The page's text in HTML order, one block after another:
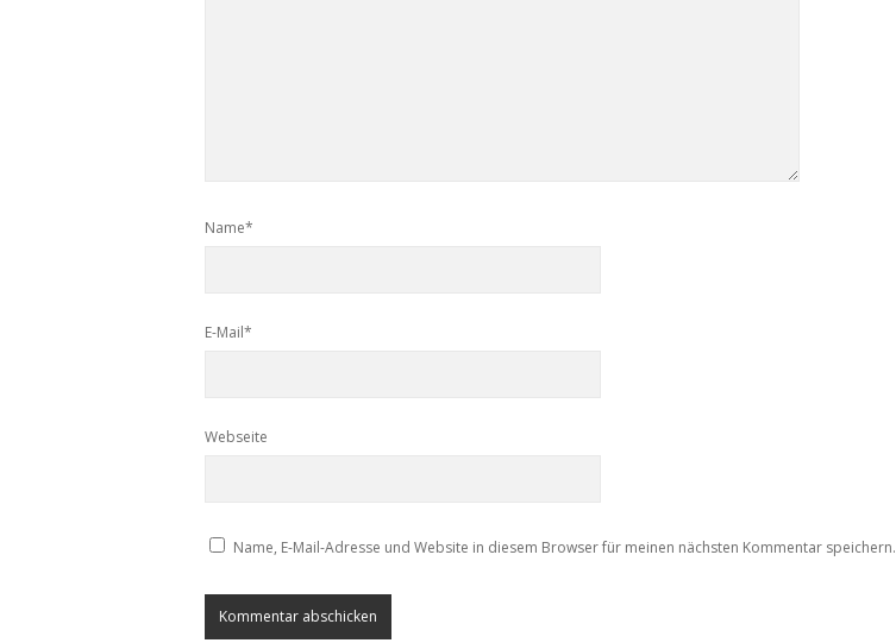
Name*
E-Mail*
Webseite
Name, E-Mail-Adresse und Website in diesem Browser für meinen nächsten Kommentar speichern.